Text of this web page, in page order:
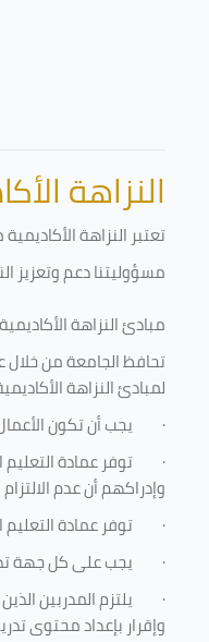
النزاهة
تعتبر النزاهة
مسؤوليتنا دعم وتعزيز
مبادئ النزاهة الأكاديمية
تحافظ الجامعة من خلال
لمبادئ النزاهة
· يجب أن تكون
· توفر عمادة
وإدراكهم أن عدم
· توفر عمادة
· يجب على كل جهة
· يلتزم المدربين
وإقرار بإعداد محتوى